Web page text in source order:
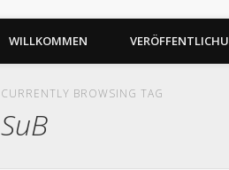
WILLKOMMEN
CURRENTLY BROWSING TAG
SuB